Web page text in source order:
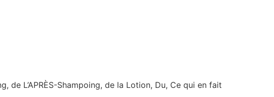
de L’APRÈS-Shampoing, de la Lotion, Du, Ce qui en fait